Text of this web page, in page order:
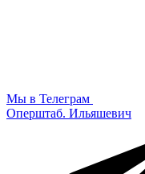
Мы в Телеграм
Оперштаб. Ильяшевич